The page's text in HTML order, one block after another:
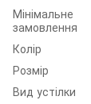
Мінімальне
замовлення
Колір
Розмір
Вид устілки